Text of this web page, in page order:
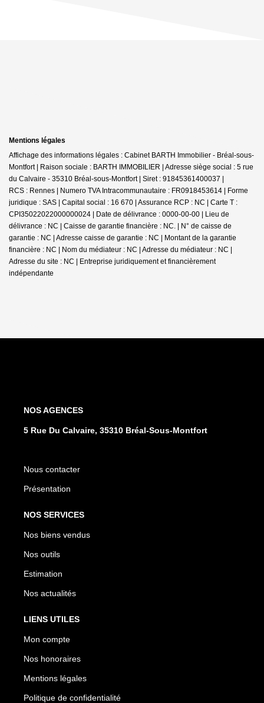
Mentions légales
Affichage des informations légales : Cabinet BARTH Immobilier - Bréal-sous-
Montfort | Raison sociale : BARTH IMMOBILIER | Adresse siège social : 5 rue
du Calvaire - 35310 Bréal-sous-Montfort | Siret : 91845361400037 |
RCS : Rennes | Numero TVA Intracommunautaire : FR0918453614 | Forme
juridique : SAS | Capital social : 16 670 | Assurance RCP : NC | Carte T :
CPI35022022000000024 | Date de délivrance : 0000-00-00 | Lieu de
délivrance : NC | Caisse de garantie financière : NC. | N° de caisse de
garantie : NC | Adresse caisse de garantie : NC | Montant de la garantie
financière : NC | Nom du médiateur : NC | Adresse du médiateur : NC |
Adresse du site : NC | Entreprise juridiquement et financièrement
indépendante
NOS AGENCES
5 Rue Du Calvaire, 35310 Bréal-Sous-Montfort
Nous contacter
Présentation
NOS SERVICES
Nos biens vendus
Nos outils
Estimation
Nos actualités
LIENS UTILES
Mon compte
Nos honoraires
Mentions légales
Politique de confidentialité